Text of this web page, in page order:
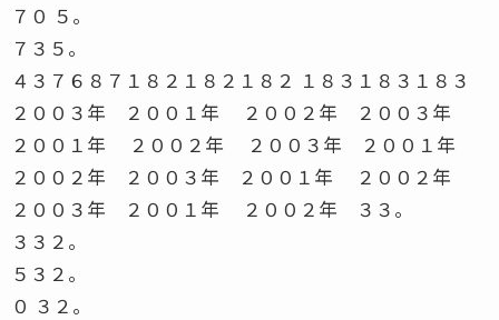
７０ ５。
７３５。
４３７６８７１８２１８２１８２ １８３１８３１８３
２００３年 ２００１年 ２００２年 ２００３年
２００１年 ２００２年 ２００３年 ２００１年
２００２年 ２００３年 ２００１年 ２００２年
２００３年 ２００１年 ２００２年 ３３。
３３２。
５３２。
０ ３２。